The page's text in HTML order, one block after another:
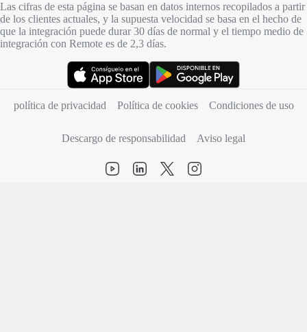
Las cifras de esta página se basan en datos internos recopilados a partir
de los clientes actuales, y la supuesta velocidad se basa en el hecho de
que la integración puede durar 30 días de normal y el tiempo medio de
integración con Remote es de 2,3 días.
política de privacidad
Política de cookies Condiciones de uso
Descargo de responsabilidad Aviso legal